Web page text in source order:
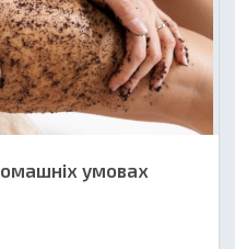
умовах